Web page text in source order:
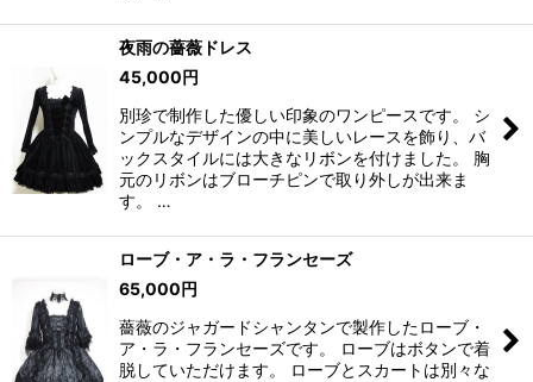
夜雨の薔薇ドレス
45,000円
別珍で制作した優しい印象のワンピースです。 シ
ンプルなデザインの中に美しいレースを飾り、バ
ックスタイルには大きなリボンを付けました。 胸
元のリボンはブローチピンで取り外しが出来ま
す。 …
ローブ・ア・ラ・フランセーズ
65,000円
薔薇のジャガードシャンタンで製作したローブ・
ア・ラ・フランセーズです。 ローブはボタンで着
脱していただけます。 ローブとスカートは別々な